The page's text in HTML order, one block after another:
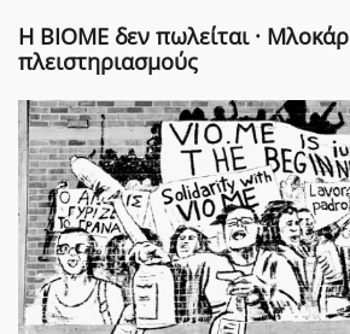
Η ΒΙΟΜΕ δεν πωλείται ·
πλειστηριασμούς